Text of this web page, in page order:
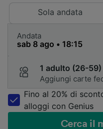
Sola andata
Andata
1 adulto (26-59)
Aggiungi carte
Fino al 20% di
alloggi con Genius
Cerca il